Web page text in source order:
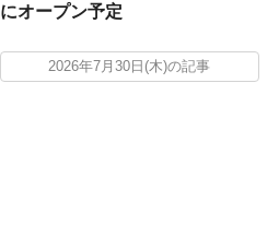
にオープン予定
2026年7月30日(木)の記事